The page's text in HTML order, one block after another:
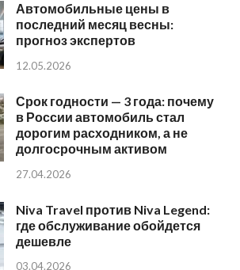
Автомобильные цены в
последний месяц весны:
прогноз экспертов
12.05.2026
Срок годности — 3 года: почему
в России автомобиль стал
дорогим расходником, а не
долгосрочным активом
27.04.2026
Niva Travel против Niva Legend:
где обслуживание обойдется
дешевле
03.04.2026